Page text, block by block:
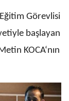
Görevlisi
başlayan
KOCA‘nın